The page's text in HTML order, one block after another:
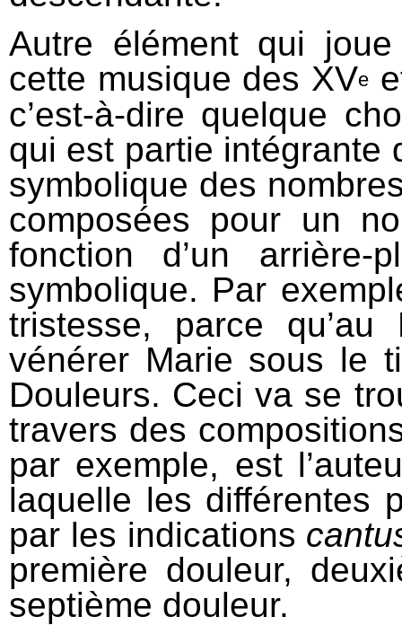
Autre élément qui
cette musique des XVe
c’est‐à‐dire quelque
qui est partie intégrante
symbolique des
composées pour un
fonction d’un
symbolique. Par
tristesse, parce
vénérer Marie sous le
Douleurs. Ceci va se
travers des
par exemple, est
laquelle les différentes
par les indications
première douleur,
septième douleur.